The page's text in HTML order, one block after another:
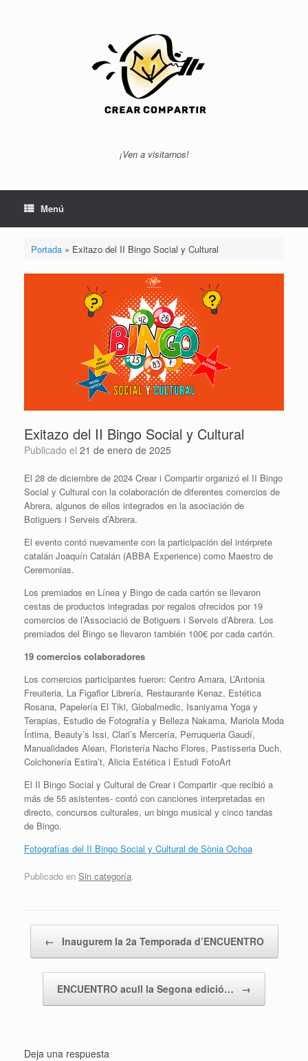
¡Ven a visitarnos!
Menú
Portada» Exitazo del II Bingo Social y Cultural
Exitazo del II Bingo Social y Cultural
Publicado el 21 de enero de 2025
El 28 de diciembre de 2024 Crear i Compartir organizó el II Bingo
Social y Cultural con la colaboración de diferentes comercios de
Abrera, algunos de ellos integrados en la asociación de
Botiguers i Serveis d’Abrera.
El evento contó nuevamente con la participación del intérprete
catalán Joaquín Catalán (ABBA Experience) como Maestro de
Ceremonias.
Los premiados en Línea y Bingo de cada cartón se llevaron
cestas de productos integradas por regalos ofrecidos por 19
comercios de l’Associació de Botiguers i Serveis d’Abrera. Los
premiados del Bingo se llevaron también 100€ por cada cartón.
19 comercios colaboradores
Los comercios participantes fueron: Centro Amara, L’Antonia
Freuiteria, La Figaflor Librería, Restaurante Kenaz, Estética
Rosana, Papelería El Tiki, Globalmedic, Isaniyama Yoga y
Terapias, Estudio de Fotografía y Belleza Nakama, Mariola Moda
Íntima, Beauty’s Issi, Clari’s Mercería, Perruqueria Gaudí,
Manualidades Alean, Floristería Nacho Flores, Pastisseria Duch,
Colchonería Estira’t, Alicia Estética i Estudi FotoArt
El II Bingo Social y Cultural de Crear i Compartir -que recibió a
más de 55 asistentes- contó con canciones interpretadas en
directo, concursos culturales, un bingo musical y cinco tandas
de Bingo.
Fotografías del II Bingo Social y Cultural de Sònia Ochoa
Publicado en Sin categoría.
← Inaugurem la 2a Temporada d’ENCUENTRO
ENCUENTRO acull la Segona edició… →
Deja una respuesta